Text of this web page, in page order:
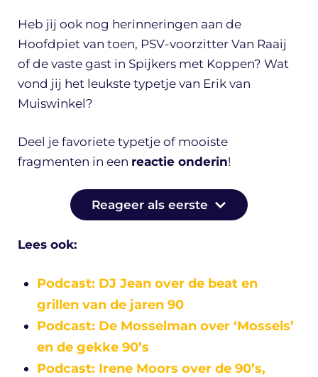
Heb jij ook nog herinneringen aan de
Hoofdpiet van toen, PSV-voorzitter Van Raaij
of de vaste gast in Spijkers met Koppen? Wat
vond jij het leukste typetje van Erik van
Muiswinkel?
Deel je favoriete typetje of mooiste
fragmenten in een reactie onderin!
Reageer als eerste
Lees ook:
Podcast: DJ Jean over de beat en
grillen van de jaren 90
Podcast: De Mosselman over ‘Mossels’
en de gekke 90’s
Podcast: Irene Moors over de 90’s,